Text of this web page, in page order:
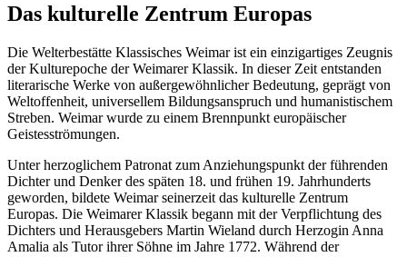
Das kulturelle Zentrum Europas
Die Welterbestätte Klassisches Weimar ist ein einzigartiges Zeugnis
der Kulturepoche der Weimarer Klassik. In dieser Zeit entstanden
literarische Werke von außergewöhnlicher Bedeutung, geprägt von
Weltoffenheit, universellem Bildungsanspruch und humanistischem
Streben. Weimar wurde zu einem Brennpunkt europäischer
Geistesströmungen.
Unter herzoglichem Patronat zum Anziehungspunkt der führenden
Dichter und Denker des späten 18. und frühen 19. Jahrhunderts
geworden, bildete Weimar seinerzeit das kulturelle Zentrum
Europas. Die Weimarer Klassik begann mit der Verpflichtung des
Dichters und Herausgebers Martin Wieland durch Herzogin Anna
Amalia als Tutor ihrer Söhne im Jahre 1772. Während der